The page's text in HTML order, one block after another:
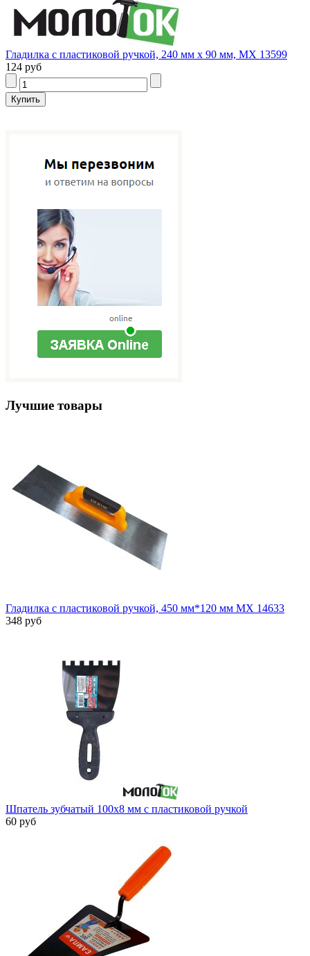
Гладилка с пластиковой ручкой, 240 мм x 90 мм, MX 13599
124 руб
Лучшие товары
Гладилка с пластиковой ручкой, 450 мм*120 мм MX 14633
348 руб
Шпатель зубчатый 100х8 мм с пластиковой ручкой
60 руб